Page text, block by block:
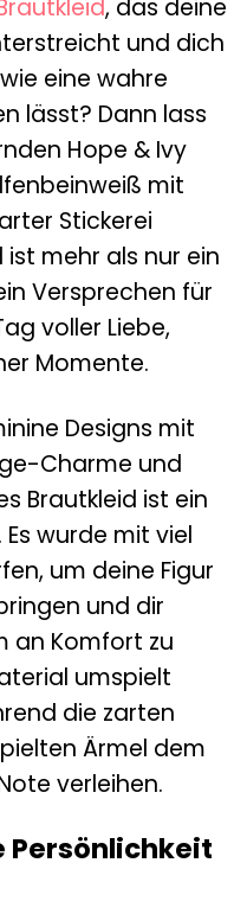
, das deine
und dich
eine wahre
lässt? Dann lass
Hope & Ivy
mit
Stickerei
ist mehr als nur ein
Versprechen für
voller Liebe,
Momente.
Designs mit
Charme und
Brautkleid ist ein
wurde mit viel
um deine Figur
und dir
an Komfort zu
umspielt
die zarten
Ärmel dem
verleihen.
Persönlichkeit